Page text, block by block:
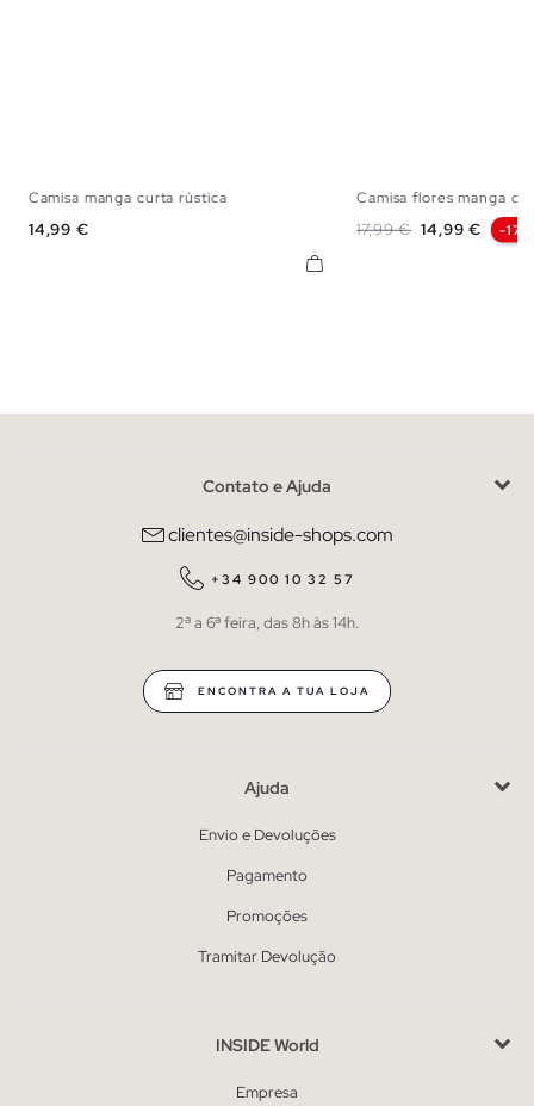
S
Camisa manga curta rústica
Preço
14,99 €
M
Camisa flores manga
Preço normal
17,99 € Preço
14,99 € -17%
Contato e Ajuda
clientes@inside-shops.com
+34 900 10 32 57
2ª a 6ª feira, das 8h às 14h.
ENCONTRA A TUA LOJA
Ajuda
Envio e Devoluções
Pagamento
Promoções
Tramitar Devolução
INSIDE World
Empresa